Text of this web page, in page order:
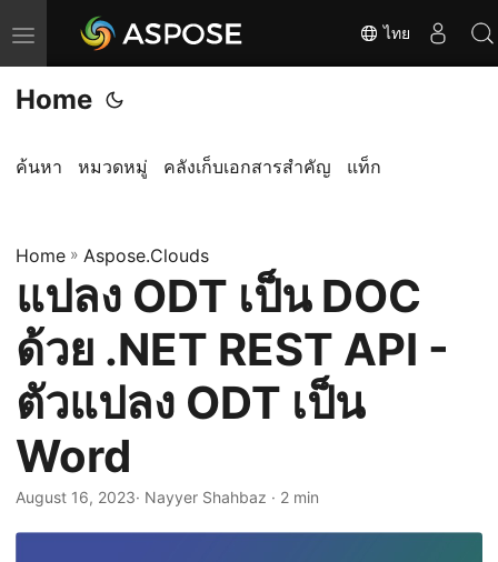
T
o
g
l
a
v
i
g
a
t
i
o
n
ไทย
Home
ค้นหา หมวดหมู่ คลังเก็บเอกสารสำคัญ แท็ก
Home » Aspose.Clouds
แปลง ODT เป็น DOC
ด้วย .NET REST API -
ตัวแปลง ODT เป็น
Word
August 16, 2023· Nayyer Shahbaz · 2 min